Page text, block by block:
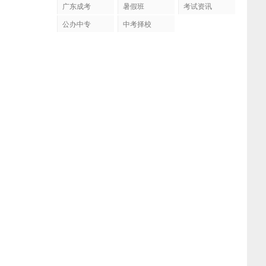
广东成考 暑假班
考试资讯
公办中专
中考择校